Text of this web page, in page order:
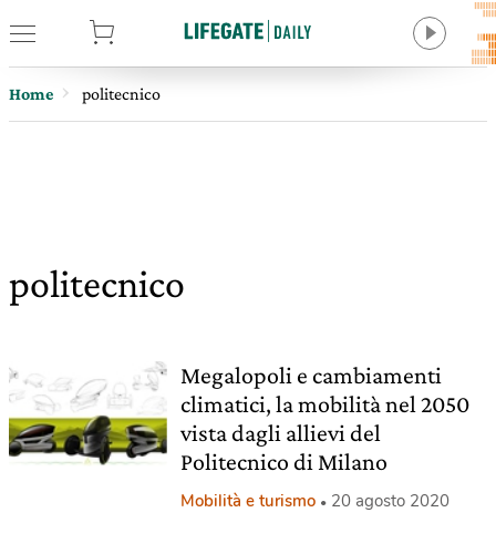
Home politecnico
politecnico
Megalopoli e cambiamenti
climatici, la mobilità nel 2050
vista dagli allievi del
Politecnico di Milano
Mobilità e turismo 20 agosto 2020